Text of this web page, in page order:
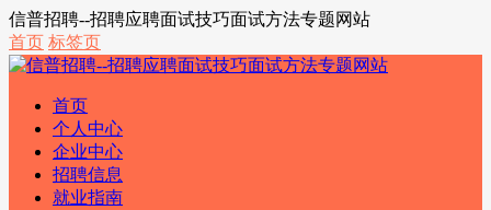
信普招聘--招聘应聘面试技巧面试方法专题网站
首页 标签页
首页
个人中心
企业中心
招聘信息
就业指南